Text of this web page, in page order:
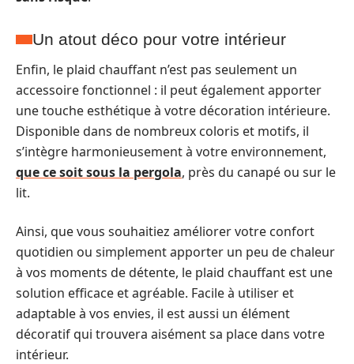
Un atout déco pour votre intérieur
Enfin, le plaid chauffant n’est pas seulement un
accessoire fonctionnel : il peut également apporter
une touche esthétique à votre décoration intérieure.
Disponible dans de nombreux coloris et motifs, il
s’intègre harmonieusement à votre environnement,
que ce soit sous la pergola, près du canapé ou sur le
lit.
Ainsi, que vous souhaitiez améliorer votre confort
quotidien ou simplement apporter un peu de chaleur
à vos moments de détente, le plaid chauffant est une
solution efficace et agréable. Facile à utiliser et
adaptable à vos envies, il est aussi un élément
décoratif qui trouvera aisément sa place dans votre
intérieur.